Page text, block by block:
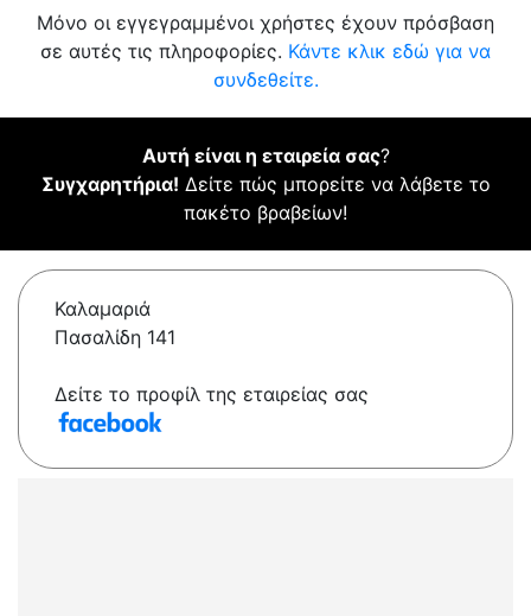
Μόνο οι εγγεγραμμένοι χρήστες έχουν πρόσβαση
σε αυτές τις πληροφορίες. Κάντε κλικ εδώ για να
συνδεθείτε.
Αυτή είναι η εταιρεία σας?
Συγχαρητήρια! Δείτε πώς μπορείτε να λάβετε το
πακέτο βραβείων!
Καλαμαριά
Πασαλίδη 141
Δείτε το προφίλ της εταιρείας σας